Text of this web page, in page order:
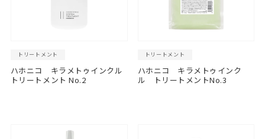
トリートメント
ハホニコ キラメトゥインクル
トリートメント No.2
トリートメント
ハホニコ キラメトゥインク
ル トリートメントNo.3